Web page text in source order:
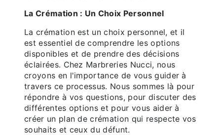
La Crémation : Un Choix Personnel
La crémation est un choix personnel, et il
est essentiel de comprendre les options
disponibles et de prendre des décisions
éclairées. Chez Marbreries Nucci, nous
croyons en l'importance de vous guider à
travers ce processus. Nous sommes là pour
répondre à vos questions, pour discuter des
différentes options et pour vous aider à
créer un plan de crémation qui respecte vos
souhaits et ceux du défunt.